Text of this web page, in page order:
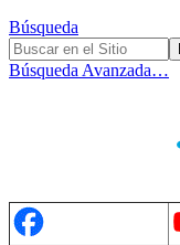
Búsqueda
Búsqueda Avanzada…